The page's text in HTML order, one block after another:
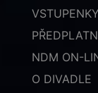
NDM ON-
O DIVADLE